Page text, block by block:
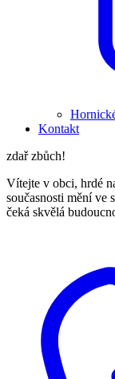
Kontakt
zdař zbůch!
Vítejte v obci, hrdé
současnosti mění ve
čeká skvělá